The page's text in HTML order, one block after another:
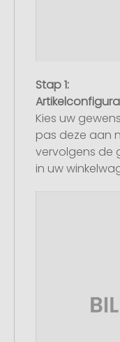
Stap 1:
Kies uw
pas deze aan
vervolgens de
in uw